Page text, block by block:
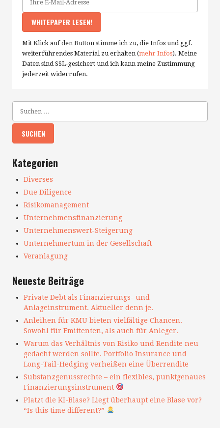
Mit Klick auf den Button stimme ich zu, die Infos und ggf.
weiterführendes Material zu erhalten (mehr Infos). Meine
Daten sind SSL-gesichert und ich kann meine Zustimmung
jederzeit widerrufen.
Kategorien
Diverses
Due Diligence
Risikomanagement
Unternehmensfinanzierung
Unternehmenswert-Steigerung
Unternehmertum in der Gesellschaft
Veranlagung
Neueste Beiträge
Private Debt als Finanzierungs- und
Anlageinstrument. Aktueller denn je.
Anleihen für KMU bieten vielfältige Chancen.
Sowohl für Emittenten, als auch für Anleger.
Warum das Verhältnis von Risiko und Rendite neu
gedacht werden sollte. Portfolio Insurance und
Long-Tail-Hedging verheißen eine Überrendite
Substanzgenussrechte – ein flexibles, punktgenaues
Finanzierungsinstrument
Platzt die KI-Blase? Liegt überhaupt eine Blase vor?
“Is this time different?”